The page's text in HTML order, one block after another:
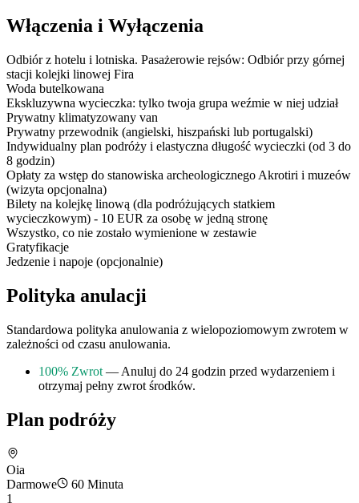
Włączenia i Wyłączenia
Odbiór z hotelu i lotniska. Pasażerowie rejsów: Odbiór przy górnej
stacji kolejki linowej Fira
Woda butelkowana
Ekskluzywna wycieczka: tylko twoja grupa weźmie w niej udział
Prywatny klimatyzowany van
Prywatny przewodnik (angielski, hiszpański lub portugalski)
Indywidualny plan podróży i elastyczna długość wycieczki (od 3 do
8 godzin)
Opłaty za wstęp do stanowiska archeologicznego Akrotiri i muzeów
(wizyta opcjonalna)
Bilety na kolejkę linową (dla podróżujących statkiem
wycieczkowym) - 10 EUR za osobę w jedną stronę
Wszystko, co nie zostało wymienione w zestawie
Gratyfikacje
Jedzenie i napoje (opcjonalnie)
Polityka anulacji
Standardowa polityka anulowania z wielopoziomowym zwrotem w
zależności od czasu anulowania.
100% Zwrot — Anuluj do 24 godzin przed wydarzeniem i
otrzymaj pełny zwrot środków.
Plan podróży
Oia
Darmowe
60 Minuta
1